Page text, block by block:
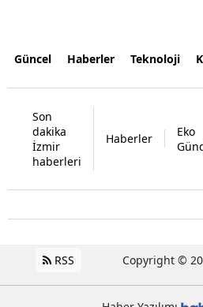
Güncel Haberler Teknoloji
Son
dakika
İzmir
haberleri
Haberler
Eko
RSS Copyright ©